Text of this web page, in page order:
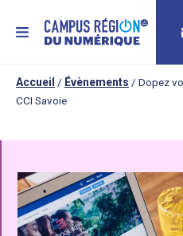
MENU
Accueil / Évènements / Dopez
CCI Savoie